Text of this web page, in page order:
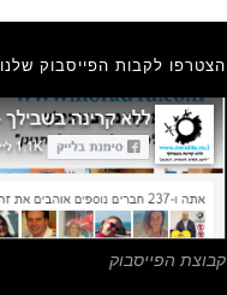
הצטרפו לקבות הפייסבוק שלנו
קבוצת הפייסבוק